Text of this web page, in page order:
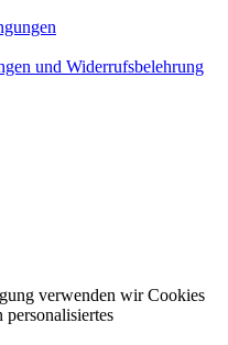
und Widerrufsbelehrung
verwenden wir Cookies